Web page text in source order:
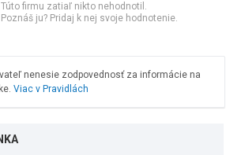
Túto firmu zatiaľ nikto nehodnotil.
Poznáš ju? Pridaj k nej svoje hodnotenie.
nenesie zodpovednosť za informácie na
Viac v Pravidlách